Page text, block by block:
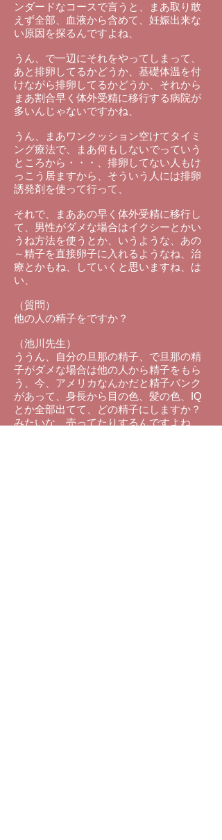
ンダードなコースで言うと、まあ取り敢
えず全部、血液から含めて、妊娠出来な
い原因を探るんですよね、
うん、で一辺にそれをやってしまって、
あと排卵してるかどうか、基礎体温を付
けながら排卵してるかどうか、それから
まあ割合早く体外受精に移行する病院が
多いんじゃないですかね、
うん、まあワンクッション空けてタイミ
ング療法で、まあ何もしないでっていう
ところから・・・、排卵してない人もけ
っこう居ますから、そういう人には排卵
誘発剤を使って行って、
それで、まああの早く体外受精に移行し
て、男性がダメな場合はイクシーとかい
うね方法を使うとか、いうような、あの
～精子を直接卵子に入れるようなね、治
療とかもね、していくと思いますね、は
い、
（質問）
他の人の精子をですか？
（池川先生）
ううん、自分の旦那の精子、で旦那の精
子がダメな場合は他の人から精子をもら
う、今、アメリカなんかだと精子バンク
があって、身長から目の色、髪の色、IQ
とか全部出てて、どの精子にしますか？
みたいな、売ってたりするんですよね、